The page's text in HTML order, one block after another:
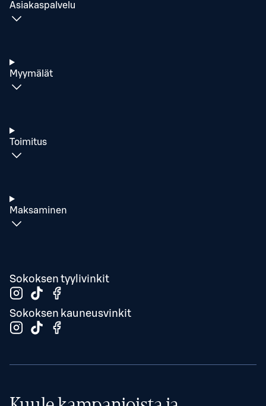
Asiakaspalvelu
Myymälät
Toimitus
Maksaminen
Sokoksen tyylivinkit
Sokoksen kauneusvinkit